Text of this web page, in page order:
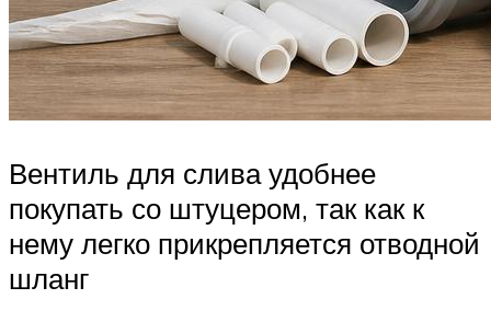
Вентиль для слива удобнее
покупать со штуцером, так как к
нему легко прикрепляется отводной
шланг